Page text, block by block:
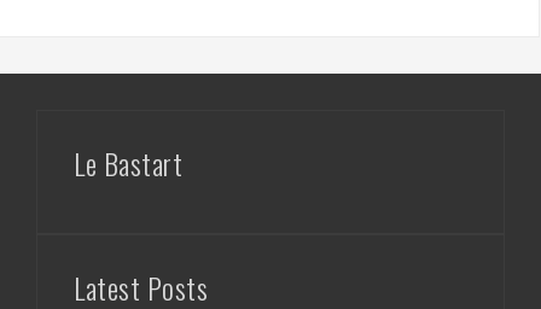
Le Bastart
Latest Posts